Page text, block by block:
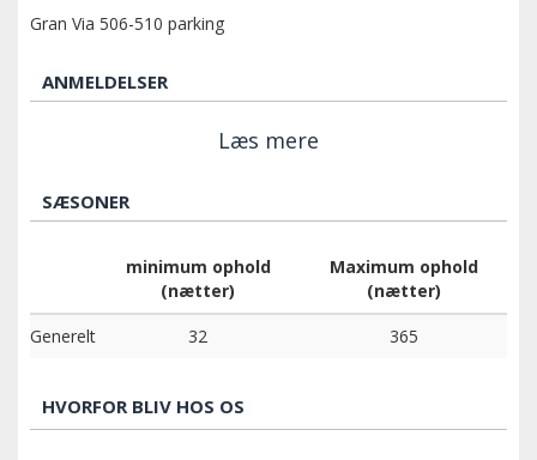
Gran Via 506-510 parking
ANMELDELSER
Læs mere
SÆSONER
minimum ophold
(nætter)
Maximum ophold
(nætter)
Generelt
32 365
HVORFOR BLIV HOS OS